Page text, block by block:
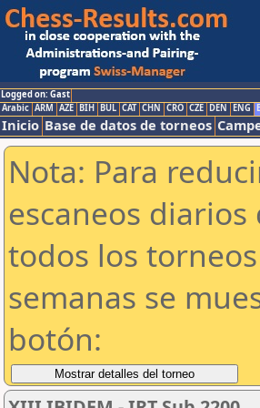
Logged on: Gast
Arabic ARM AZE BIH BUL CAT CHN CRO CZE DEN ENG
Inicio Base de datos de torneos
Nota: Para
escaneos
todos los
semanas se
botón: